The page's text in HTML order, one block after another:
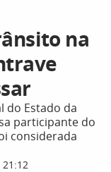
na
do Estado da
participante do
considerada